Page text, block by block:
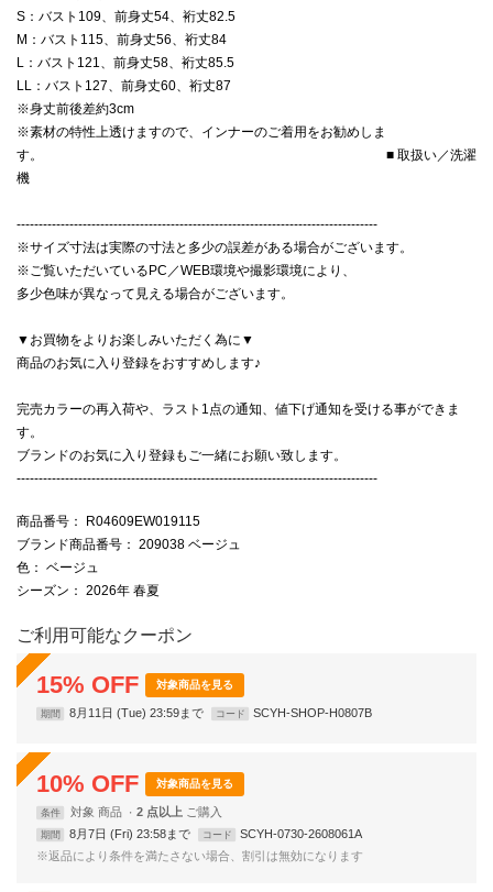
S：バスト109、前身丈54、裄丈82.5
M：バスト115、前身丈56、裄丈84
L：バスト121、前身丈58、裄丈85.5
LL：バスト127、前身丈60、裄丈87
※身丈前後差約3cm
※素材の特性上透けますので、インナーのご着用をお勧めしま
す。 ■ 取扱い／洗濯
機
----------------------------------------------------------------------------------
※サイズ寸法は実際の寸法と多少の誤差がある場合がございます。
※ご覧いただいているPC／WEB環境や撮影環境により、
多少色味が異なって見える場合がございます。
▼お買物をよりお楽しみいただく為に▼
商品のお気に入り登録をおすすめします♪
完売カラーの再入荷や、ラスト1点の通知、値下げ通知を受ける事ができま
す。
ブランドのお気に入り登録もご一緒にお願い致します。
----------------------------------------------------------------------------------
商品番号 ： R04609EW019115
ブランド商品番号 ： 209038 ベージュ
色 ： ベージュ
シーズン ： 2026年 春夏
ご利用可能なクーポン
15% OFF 対象商品を見る
期間 8月11日 (Tue) 23:59まで コード SCYH-SHOP-H0807B
10% OFF 対象商品を見る
条件 対象 商品 2 点以上
期間 8月7日 (Fri) 23:58まで コード
SCYH-0730-2608061A
※返品により条件を満たさない場合、割引は無効になります